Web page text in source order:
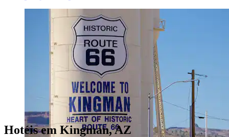
Hotéis em Kingman, AZ